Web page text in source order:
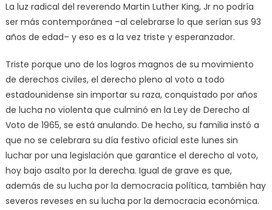
La luz radical del reverendo Martin Luther King, Jr no podría
ser más contemporánea –al celebrarse lo que serían sus 93
años de edad– y eso es a la vez triste y esperanzador.
Triste porque uno de los logros magnos de su movimiento
de derechos civiles, el derecho pleno al voto a todo
estadounidense sin importar su raza, conquistado por años
de lucha no violenta que culminó en la Ley de Derecho al
Voto de 1965, se está anulando. De hecho, su familia instó a
que no se celebrara su día festivo oficial este lunes sin
luchar por una legislación que garantice el derecho al voto,
hoy bajo asalto por la derecha. Igual de grave es que,
además de su lucha por la democracia política, también hay
severos reveses en su lucha por la democracia económica.